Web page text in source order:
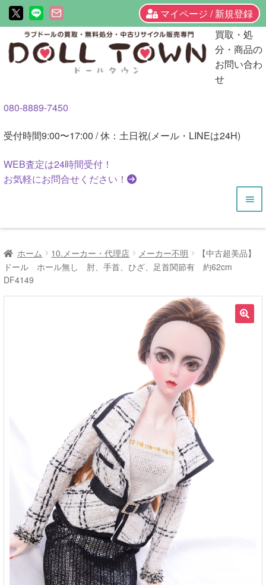
マイページ / 新規登録
ビ
ゲ
ョ
へ
キ
ッ
ン
テ
へ
キ
プ
買取・処
分・商品の
お問い合わ
せ
080-8889-7450
受付時間9:00〜17:00 / 休：土日祝(メール・LINEは24H)
WEB査定は24時間受付！
お気軽にお問合せください！
HOME
商品一覧
サ
ホーム 10.メーカー・代理店 メーカー不明
【中古超美品】
ドール ホール無し 肘、手首、ひざ、足首関節有 約62cm
DF4149